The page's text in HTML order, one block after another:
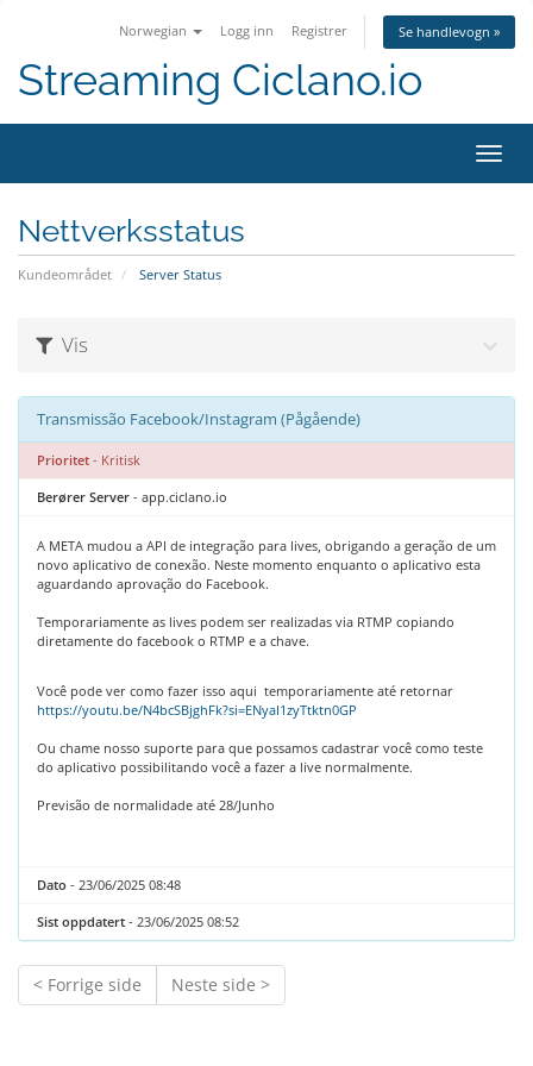
Norwegian Logg inn Registrer Se handlevogn »
Streaming Ciclano.io
Bytt
Nettverksstatus
Kundeområdet Server Status
Vis
Transmissão Facebook/Instagram (Pågående)
Prioritet - Kritisk
Berører Server - app.ciclano.io
A META mudou a API de integração para lives, obrigando a geração de um
novo aplicativo de conexão. Neste momento enquanto o aplicativo esta
aguardando aprovação do Facebook.
Temporariamente as lives podem ser realizadas via RTMP copiando
diretamente do facebook o RTMP e a chave.
Você pode ver como fazer isso aqui temporariamente até retornar
https://youtu.be/N4bcSBjghFk?si=ENyaI1zyTtktn0GP
Ou chame nosso suporte para que possamos cadastrar você como teste
do aplicativo possibilitando você a fazer a live normalmente.
Previsão de normalidade até 28/Junho
Dato - 23/06/2025 08:48
Sist oppdatert - 23/06/2025 08:52
< Forrige side Neste side >